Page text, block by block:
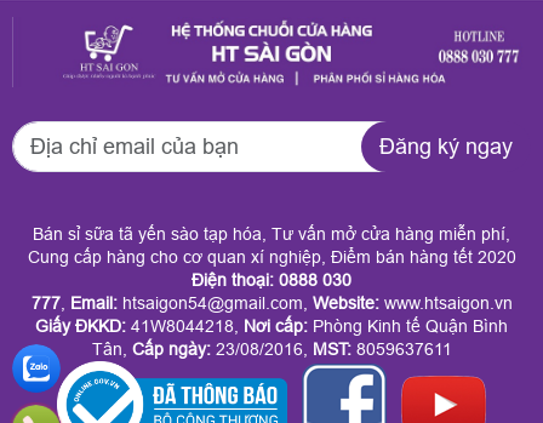
công ty tin chọn mỗi
dịp cuối năm. Đến
doanh nghiệp có thể
chi phí mong muốn
mà vẫn đảm bảo tính
sang trọng, đồng bộ
và ý nghĩa. Dịch vụ
người thân, bạn bè,
đối tác? HT Sài Gòn
quận 9 quà Tết trọn
tận nơi. Tại đây, quý
khách dễ dàng chọn
được giỏ quà sang
trọng, ý nghĩa mà
Đăng ký ngay
Bán sỉ sữa tã yến sào tạp hóa, Tư vấn mở cửa hàng miễn phí,
Cung cấp hàng cho cơ quan xí nghiệp, Điểm bán hàng tết 2020
Điện thoại: 0888 030
777, Email:htsaigon54@gmail.com, Website:www.htsaigon.vn
Giấy ĐKKD: 41W8044218, Nơi cấp: Phòng Kinh tế Quận Bình
Tân, Cấp ngày:23/08/2016, MST:8059637611